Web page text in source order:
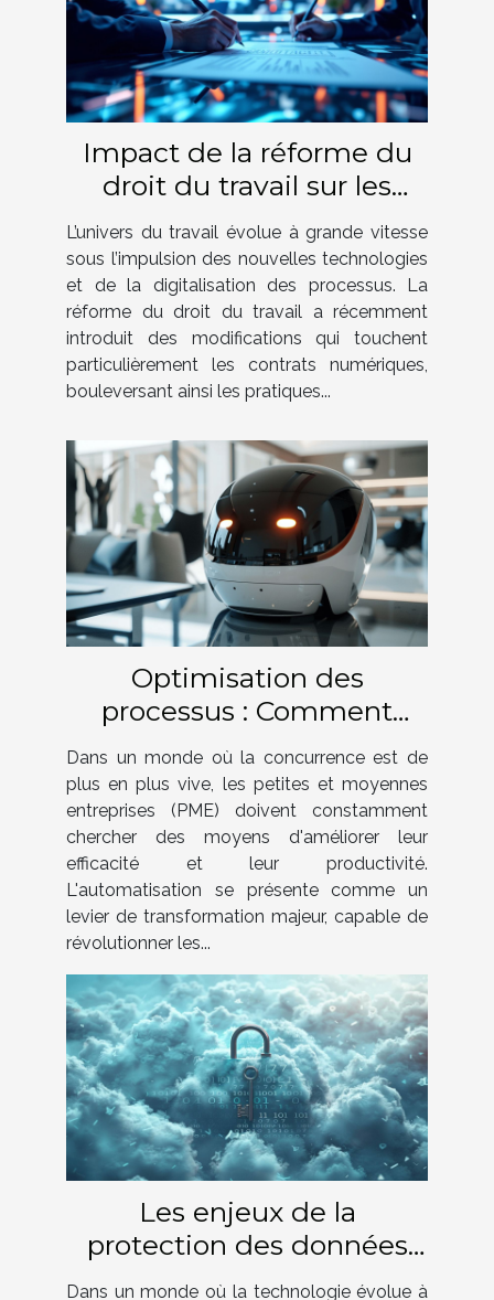
Impact de la réforme du
droit du travail sur les
contrats numériques
L’univers du travail évolue à grande vitesse
sous l’impulsion des nouvelles technologies
et de la digitalisation des processus. La
réforme du droit du travail a récemment
introduit des modifications qui touchent
particulièrement les contrats numériques,
bouleversant ainsi les pratiques...
Optimisation des
processus : Comment
l'automatisation
transforme les PME
Dans un monde où la concurrence est de
plus en plus vive, les petites et moyennes
entreprises (PME) doivent constamment
chercher des moyens d'améliorer leur
efficacité et leur productivité.
L'automatisation se présente comme un
levier de transformation majeur, capable de
révolutionner les...
Les enjeux de la
protection des données
personnelles dans le cloud
Dans un monde où la technologie évolue à